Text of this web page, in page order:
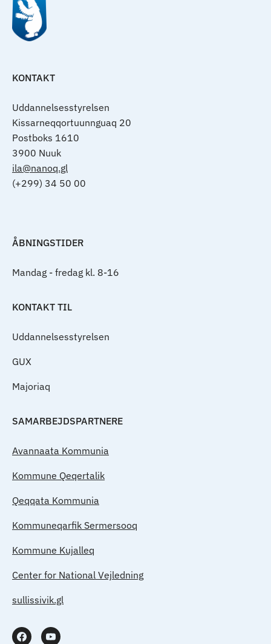
KONTAKT
Uddannelsesstyrelsen
Kissarneqqortuunnguaq 20
Postboks 1610
3900 Nuuk
ila@nanoq.gl
(+299) 34 50 00
ÅBNINGSTIDER
Mandag - fredag kl. 8-16
KONTAKT TIL
Uddannelsesstyrelsen
GUX
Majoriaq
SAMARBEJDSPARTNERE
Avannaata Kommunia
Kommune Qeqertalik
Qeqqata Kommunia
Kommuneqarfik Sermersooq
Kommune Kujalleq
Center for National Vejledning
sullissivik.gl